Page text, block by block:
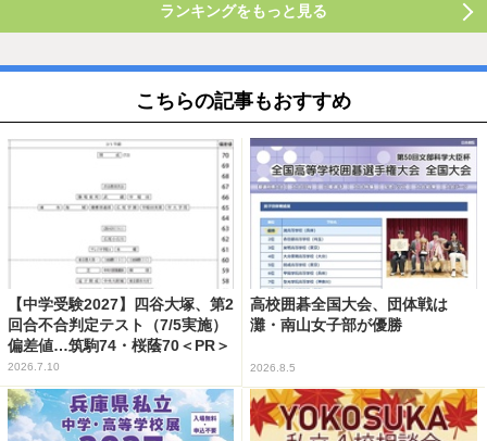
ランキングをもっと見る
こちらの記事もおすすめ
【中学受験2027】四谷大塚、第2
回合不合判定テスト（7/5実施）
偏差値…筑駒74・桜蔭70＜PR＞
2026.7.10
高校囲碁全国大会、団体戦は
灘・南山女子部が優勝
2026.8.5